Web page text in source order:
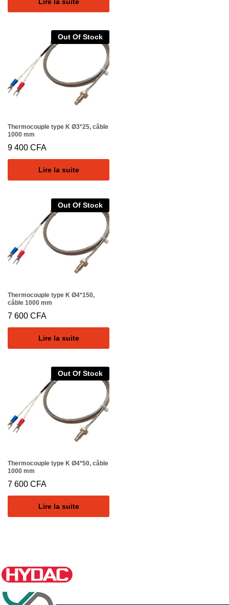
Out Of Stock
Thermocouple type K Ø3*25, câble
1000 mm
9 400 CFA
Lire la suite
Out Of Stock
Thermocouple type K Ø4*150,
câble 1000 mm
7 600 CFA
Lire la suite
Out Of Stock
Thermocouple type K Ø4*50, câble
1000 mm
7 600 CFA
Lire la suite